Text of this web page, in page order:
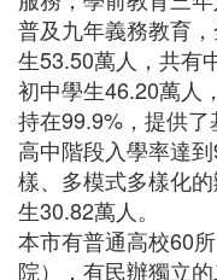
普及九年義務教育
生53.50萬人，共有
初中學生46.20萬人
持在99.9%，提供
高中階段入學率達
樣、多模式多樣化
生30.82萬人。
本市有普通高校60
院），有民辦獨立